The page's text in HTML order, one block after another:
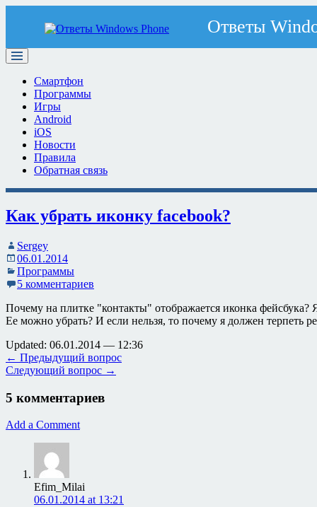
Смартфон
Программы
Игры
Android
iOS
Новости
Правила
Обратная связь
Как убрать иконку facebook?
Sergey
06.01.2014
Программы
5 комментариев
Почему на плитке "контакты" отображается иконка фейсбука?
Ее можно убрать? И если нельзя, то почему я должен терпеть
Updated: 06.01.2014 — 12:36
← Предыдущий вопрос
Следующий вопрос →
5 комментариев
Add a Comment
Efim_Milai
06.01.2014 at 13:21